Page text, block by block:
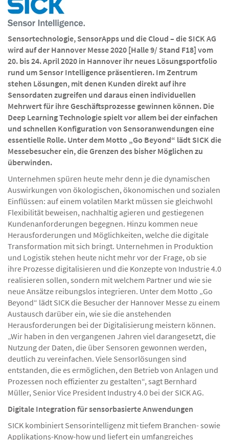
Sensortechnologie, SensorApps und die Cloud – die SICK AG
wird auf der Hannover Messe 2020 [Halle 9/ Stand F18] vom
20. bis 24. April 2020 in Hannover ihr neues Lösungsportfolio
rund um Sensor Intelligence präsentieren. Im Zentrum
stehen Lösungen, mit denen Kunden direkt auf ihre
Sensordaten zugreifen und daraus einen individuellen
Mehrwert für ihre Geschäftsprozesse gewinnen können. Die
Deep Learning Technologie spielt vor allem bei der einfachen
und schnellen Konfiguration von Sensoranwendungen eine
essentielle Rolle. Unter dem Motto „Go Beyond“ lädt SICK die
Messebesucher ein, die Grenzen des bisher Möglichen zu
überwinden.
Unternehmen spüren heute mehr denn je die dynamischen
Auswirkungen von ökologischen, ökonomischen und sozialen
Einflüssen: auf einem volatilen Markt müssen sie gleichwohl
Flexibilität beweisen, nachhaltig agieren und gestiegenen
Kundenanforderungen begegnen. Hinzu kommen neue
Herausforderungen und Möglichkeiten, welche die digitale
Transformation mit sich bringt. Unternehmen in Produktion
und Logistik stehen heute nicht mehr vor der Frage, ob sie
ihre Prozesse digitalisieren und die Konzepte von Industrie 4.0
realisieren sollen, sondern mit welchem Partner und wie sie
neue Ansätze reibungslos integrieren. Unter dem Motto „Go
Beyond“ lädt SICK die Besucher der Hannover Messe zu einem
Austausch darüber ein, wie sie die anstehenden
Herausforderungen bei der Digitalisierung meistern können.
„Wir haben in den vergangenen Jahren viel darangesetzt, die
Nutzung der Daten, die über Sensoren gewonnen werden,
deutlich zu vereinfachen. Viele Sensorlösungen sind
entstanden, die es ermöglichen, den Betrieb von Anlagen und
Prozessen noch effizienter zu gestalten“, sagt Bernhard
Müller, Senior Vice President Industry 4.0 bei der SICK AG.
Digitale Integration für sensorbasierte Anwendungen
SICK kombiniert Sensorintelligenz mit tiefem Branchen- sowie
Applikations-Know-how und liefert ein umfangreiches